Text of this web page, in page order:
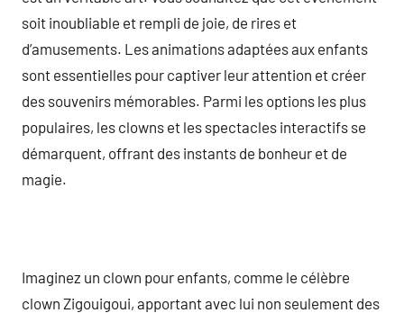
soit inoubliable et rempli de joie, de rires et
d’amusements. Les animations adaptées aux enfants
sont essentielles pour captiver leur attention et créer
des souvenirs mémorables. Parmi les options les plus
populaires, les clowns et les spectacles interactifs se
démarquent, offrant des instants de bonheur et de
magie.
Imaginez un clown pour enfants, comme le célèbre
clown Zigouigoui, apportant avec lui non seulement des